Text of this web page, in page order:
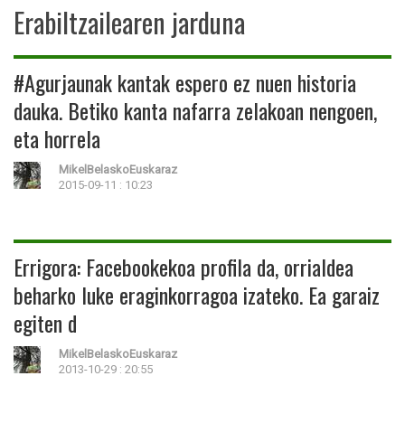
Erabiltzailearen jarduna
#Agurjaunak kantak espero ez nuen historia
dauka. Betiko kanta nafarra zelakoan nengoen,
eta horrela
MikelBelaskoEuskaraz
2015-09-11 : 10:23
Errigora: Facebookekoa profila da, orrialdea
beharko luke eraginkorragoa izateko. Ea garaiz
egiten d
MikelBelaskoEuskaraz
2013-10-29 : 20:55